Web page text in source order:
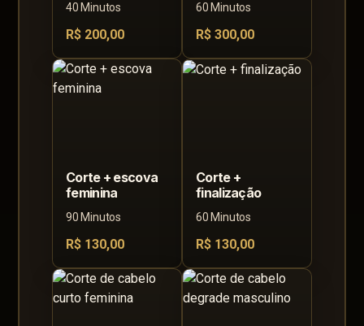
40 Minutos
R$ 200,00
60 Minutos
R$ 300,00
Corte + escova
feminina
90 Minutos
R$ 130,00
Corte +
finalização
60 Minutos
R$ 130,00